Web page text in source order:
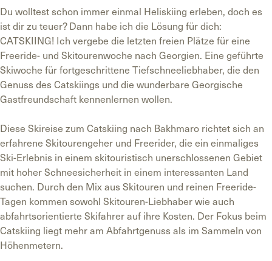
Du wolltest schon immer einmal Heliskiing erleben, doch es
ist dir zu teuer? Dann habe ich die Lösung für dich:
CATSKIING! Ich vergebe die letzten freien Plätze für eine
Freeride- und Skitourenwoche nach Georgien. Eine geführte
Skiwoche für fortgeschrittene Tiefschneeliebhaber, die den
Genuss des Catskiings und die wunderbare Georgische
Gastfreundschaft kennenlernen wollen.
Diese Skireise zum Catskiing nach Bakhmaro richtet sich an
erfahrene Skitourengeher und Freerider, die ein einmaliges
Ski-Erlebnis in einem skitouristisch unerschlossenen Gebiet
mit hoher Schneesicherheit in einem interessanten Land
suchen. Durch den Mix aus Skitouren und reinen Freeride-
Tagen kommen sowohl Skitouren-Liebhaber wie auch
abfahrtsorientierte Skifahrer auf ihre Kosten. Der Fokus beim
Catskiing liegt mehr am Abfahrtgenuss als im Sammeln von
Höhenmetern.